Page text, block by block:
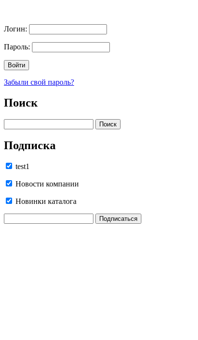
Логин:
Пароль:
Забыли свой пароль?
Поиск
Подписка
test1
Новости компании
Новинки каталога